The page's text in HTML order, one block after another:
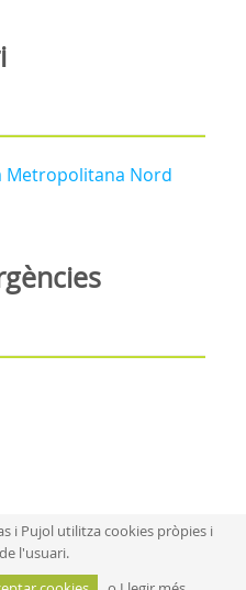
Metropolitana Nord
i Pujol utilitza cookies pròpies i
l'usuari.